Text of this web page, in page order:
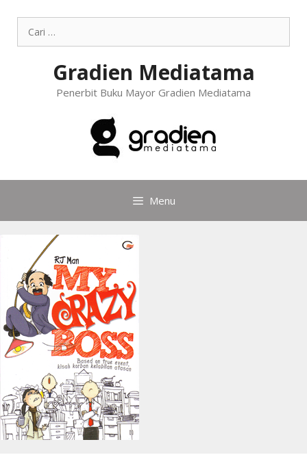
Gradien Mediatama
Penerbit Buku Mayor Gradien Mediatama
Menu